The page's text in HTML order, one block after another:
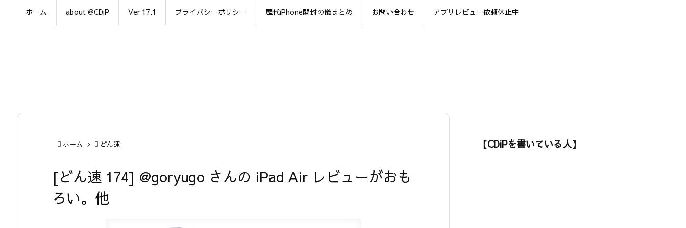
ホーム about @CDiP Ver 17.1 プライバシーポリシー 歴代iPhone開封の儀まとめ お問い合わせ アプリレビュー依頼休止中
 ホーム >  どん速
[どん速 174] @goryugo さんの iPad Air レビューがおも
ろい。他
【CDiPを書いている人】